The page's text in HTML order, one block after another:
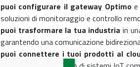
puoi configurare il gateway Optimoe
soluzioni di monitoraggio e controllo
puoi trasformare la tua industria in
garantendo una comunicazione
puoi connettere i tuoi prodotti al